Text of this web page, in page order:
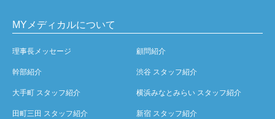
MYメディカルについて
理事長メッセージ 顧問紹介
幹部紹介 渋谷 スタッフ紹介
大手町 スタッフ紹介 横浜みなとみらい スタッフ紹介
田町三田 スタッフ紹介 新宿 スタッフ紹介